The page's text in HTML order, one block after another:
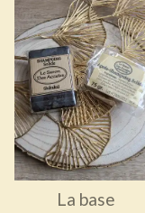
La base